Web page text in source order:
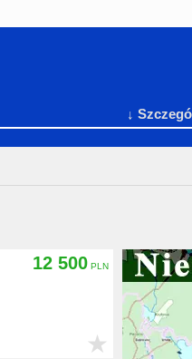
↓
12 500
★